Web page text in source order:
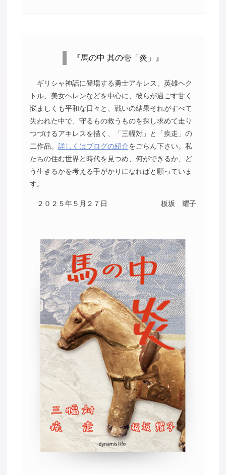
『馬の中 其の壱「炎」』
ギリシャ神話に登場する勇士アキレス、英雄ヘク
トル、美女ヘレンなどを中心に、彼らが過ごす甘く
悩ましくも平和な日々と、戦いの結果それがすべて
失われた中で、守るもの救うものを探し求めて走り
つづけるアキレスを描く、「三幅対」と「疾走」の
二作品。 詳しくはブログの紹介をごらん下さい。私
たちの住む世界と時代を見つめ、何ができるか、ど
う生きるかを考える手がかりになればと願っていま
す。
２０２５年５月２７日 板坂 耀子